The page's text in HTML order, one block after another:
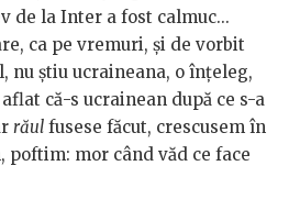
de la Inter a fost calmuc...
ca pe vremuri, și de vorbit
nu știu ucraineana, o înțeleg,
că-s ucrainean după ce s-a
răul fusese făcut, crescusem în
poftim: mor când văd ce face